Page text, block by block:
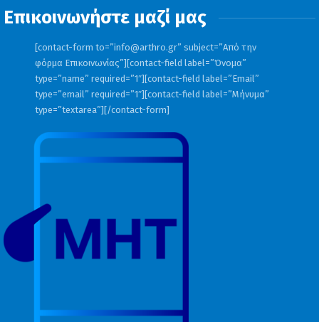
Επικοινωνήστε μαζί μας
[contact-form to=”info@arthro.gr” subject=”Από την
φόρμα Επικοινωνίας”][contact-field label=”Όνομα”
type=”name” required=”1″][contact-field label=”Email”
type=”email” required=”1″][contact-field label=”Μήνυμα”
type=”textarea”][/contact-form]